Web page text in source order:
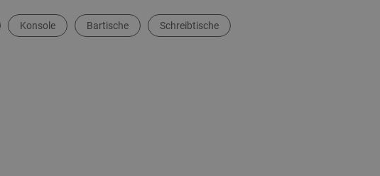
Konsole Bartische Schreibtische